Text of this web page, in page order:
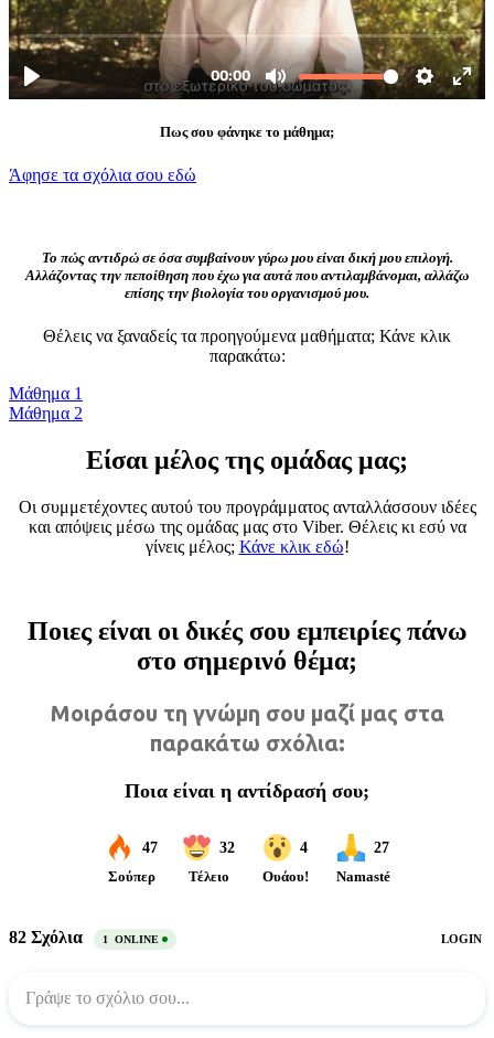
Πως σου φάνηκε το μάθημα;
Άφησε τα σχόλια σου εδώ
Το πώς αντιδρώ σε όσα συμβαίνουν γύρω μου είναι δική μου επιλογή.
Αλλάζοντας την πεποίθηση που έχω για αυτά που αντιλαμβάνομαι, αλλάζω
επίσης την βιολογία του οργανισμού μου.
Θέλεις να ξαναδείς τα προηγούμενα μαθήματα; Κάνε κλικ
παρακάτω:
Μάθημα 1
Μάθημα 2
Είσαι μέλος της ομάδας μας;
Οι συμμετέχοντες αυτού του προγράμματος ανταλλάσσουν ιδέες
και απόψεις μέσω της ομάδας μας στο Viber. Θέλεις κι εσύ να
γίνεις μέλος; Κάνε κλικ εδώ!
Ποιες είναι οι δικές σου εμπειρίες πάνω
στο σημερινό θέμα;
Μοιράσου τη γνώμη σου μαζί μας στα
παρακάτω σχόλια: